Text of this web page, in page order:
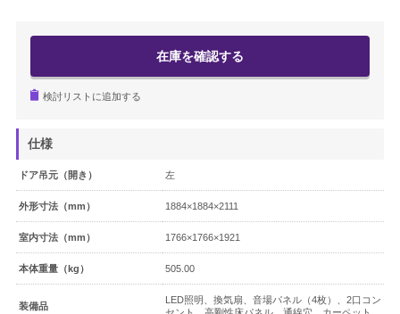
音バトン レンタルプラン
セフィーネ NS 0.8～1.5畳
セフィーネNS MCプラン
簡易防音室 DIY.M
よくあるご質問
メールお問い合わせ
在庫を確認する
検討リストに追加する
仕様
ドア吊元（開き） 左
外形寸法（mm） 1884×1884×2111
室内寸法（mm） 1766×1766×1921
本体重量（kg） 505.00
装備品
LED照明、換気扇、音場パネル（4枚）、2口コン